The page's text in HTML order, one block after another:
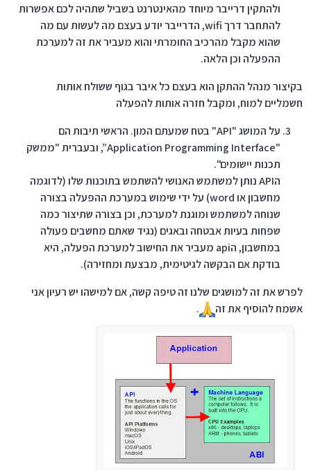
ולהתקין דרייבר מיוחד מהאינטרנט בשביל שתהיה לכם אפשרות
להתחבר דרך wifi, הדרייבר יודע בעצם מה לעשות עם מה
שהוא מקבל מהרכיב החומרתי והוא מעביר את זה למערכת
ההפעלה וכן הלאה.
בקיצור מנהל ההתקן הוא בעצם כל איבר בגוף ששולח אותות
חשמליים למוח, ומקבל חזרה אותות להפעלה
על המושג "API" בטח שמעתם המון. הראשי תיבות הם
"Application Programming Interface”, ובעברית "ממשק
תכנות יישומים".
הAPI נותן למשתמש האנושי להשתמש בתוכנות שלו (לדוגמה
מחשבון או word) על ידי שימוש במערכת ההפעלה בצורה
שנוחה למשתמש ומוגנת למערכת, וכן בצורה שתיצור כמה
שפחות בעיות אבטחה ובאגים (נגיד שאתם מחשבים פעולה
במחשבון, הapi מעביר את החישוב למערכת הפעלה, היא
בודקת אם הבקשה לגיטימית, מבצעת ומחזירה).
לפרש את זה למושגים שלנו זה טיפה קשה, אם למישהו יש רעיון אני
אשמח להוסיף את זה
.